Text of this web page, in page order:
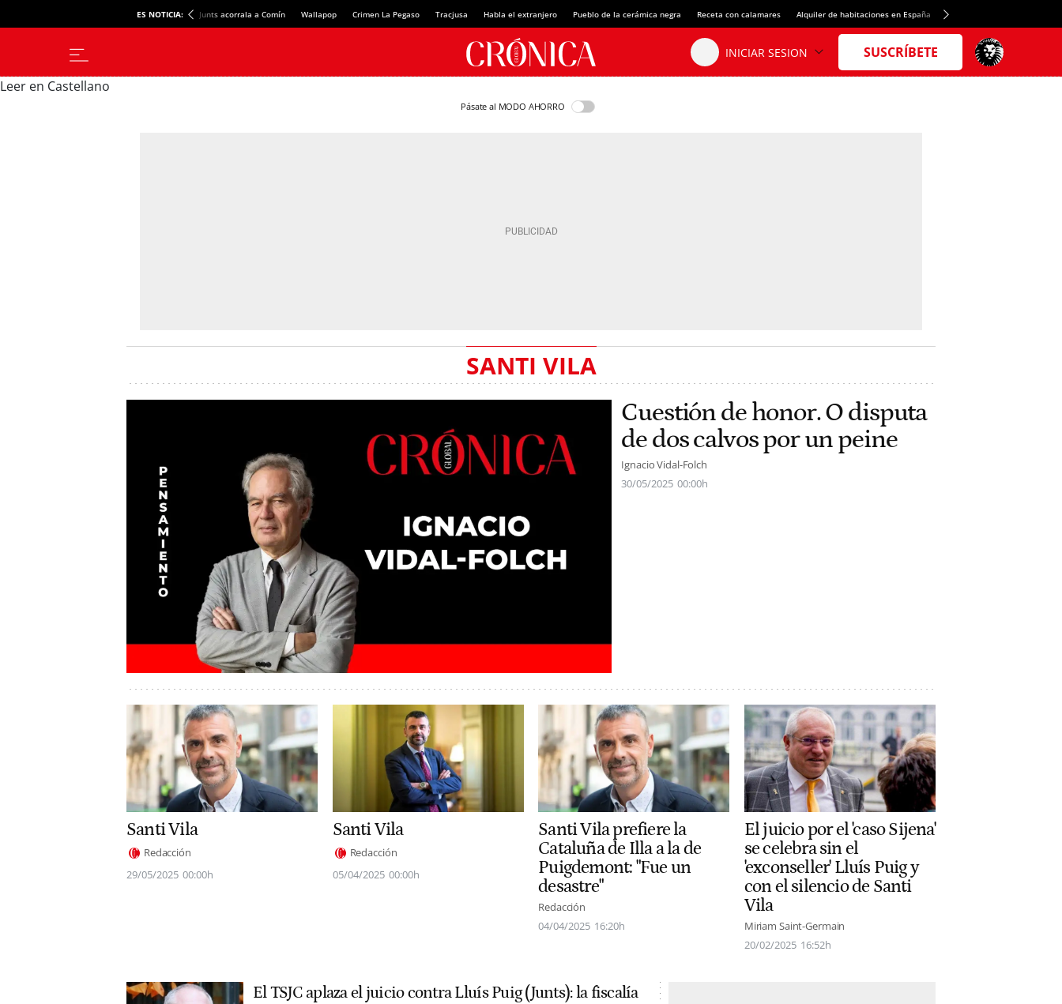
ES NOTICIA: Junts acorrala a Comín Wallapop Crimen La Pegaso Tracjusa Habla el extranjero Pueblo de la cerámica negra Receta con calamares Alquiler de habitaciones en España Crédito del Spotify Camp Nou
Leer en Castellano
Pásate al MODO AHORRO
SANTI VILA
Cuestión de honor. O disputa
de dos calvos por un peine
Ignacio Vidal-Folch
30/05/2025 00:00h
Santi Vila
Redacción
29/05/2025 00:00h
Santi Vila
Redacción
05/04/2025 00:00h
Santi Vila prefiere la
Cataluña de Illa a la de
Puigdemont: "Fue un
desastre"
Redacción
04/04/2025 16:20h
El juicio por el 'caso Sijena'
se celebra sin el
'exconseller' Lluís Puig y
con el silencio de Santi
Vila
Miriam Saint-Germain
20/02/2025 16:52h
El TSJC aplaza el juicio contra Lluís Puig (Junts): la fiscalía